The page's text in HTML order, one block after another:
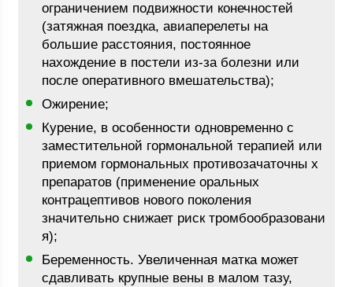
ограничением подвижности конечностей
(затяжная поездка, авиаперелеты на
большие расстояния, постоянное
нахождение в постели из-за болезни или
после оперативного вмешательства);
Ожирение;
Курение, в особенности одновременно с
заместительной гормональной терапией или
приемом гормональных противозачаточны х
препаратов (применение оральных
контрацептивов нового поколения
значительно снижает риск тромбообразовани
я);
Беременность. Увеличенная матка может
сдавливать крупные вены в малом тазу,